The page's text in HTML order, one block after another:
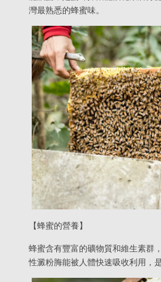
灣最熟悉的蜂蜜味。
【蜂蜜的營養】
蜂蜜含有豐富的礦物質和維生素群
性澱粉脢能被人體快速吸收利用，